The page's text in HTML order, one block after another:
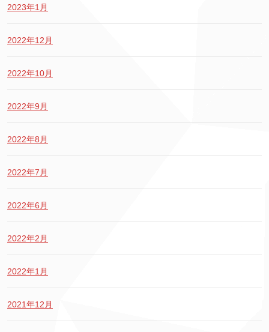
2023年1月
2022年12月
2022年10月
2022年9月
2022年8月
2022年7月
2022年6月
2022年2月
2022年1月
2021年12月